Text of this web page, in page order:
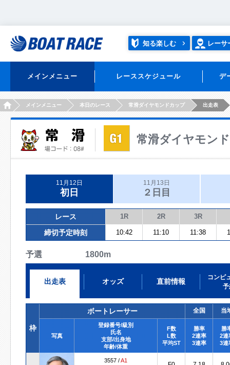
知る楽しむ レーサ
メインメニュー レーススケジュール デ
HOMEメインメニュー 本日のレース 常滑ダイヤモンドカップ 出走表
常滑ダイヤモン
11月12日
初日
11月13日
２日目
レース 1R 2R 3R
締切予定時刻 10:42 11:10 11:38
予選 1800m
出走表 オッズ 直前情報
コンピ
予
枠
ボートレーサー 全国 当
写真
登録番号/級別
氏名
支部/出身地
年齢/体重
F数
L数
平均ST
勝率
2連率
3連率
勝
2連
3連
3557 /A1